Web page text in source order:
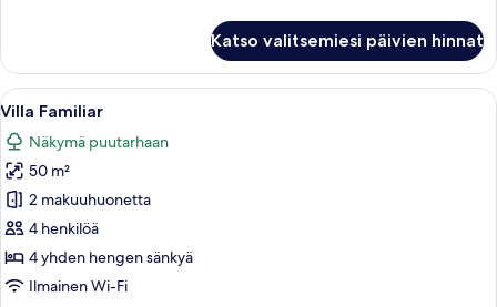
Katso valitsemiesi päivien hinnat
Avaa
kaikki
huonetyypin
Villa
Familiar
kuvat
Allergiatestatut vuodevaatteet,
6
Villa Familiar
Näkymä puutarhaan
50 m²
2 makuuhuonetta
4 henkilöä
4 yhden hengen sänkyä
Ilmainen Wi-Fi